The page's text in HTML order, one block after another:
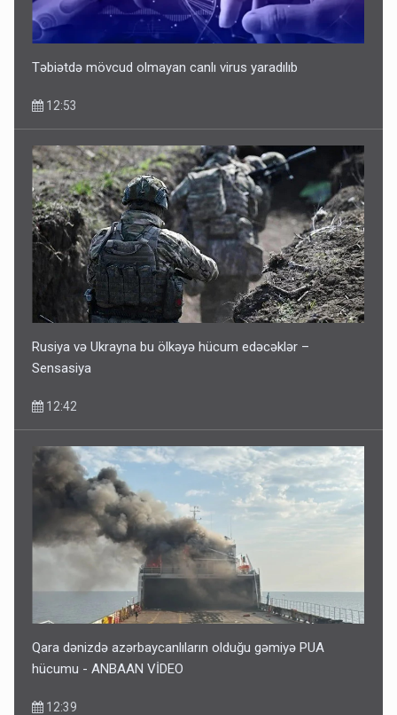
Təbiətdə mövcud olmayan canlı virus yaradılıb
12:53
Rusiya və Ukrayna bu ölkəyə hücum edəcəklər –
Sensasiya
12:42
Qara dənizdə azərbaycanlıların olduğu gəmiyə PUA
hücumu - ANBAAN VİDEO
12:39